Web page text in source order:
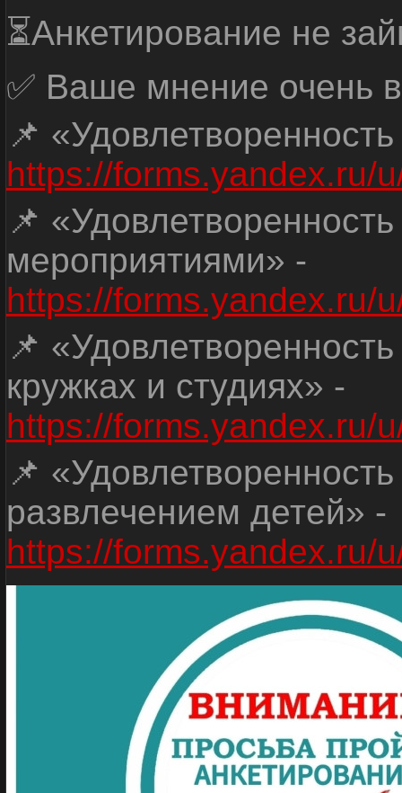
⏳Анкетирование не
✅ Ваше мнение очень
📌
https://forms.yandex.ru/
📌
мероприятиями» -
https://forms.yandex.ru/
📌
кружках и студиях» -
https://forms.yandex.ru/
📌
развлечением детей» -
https://forms.yandex.ru/